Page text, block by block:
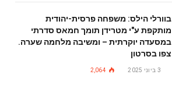
בוורלי הילס: משפחה פרסית-יהודית
מותקפת ע"י מטרידן תומך חמאס סדרתי
במסעדה יוקרתית – ומשיבה מלחמה שערה.
צפו בסרטון
3 ביוני 2025 2,064